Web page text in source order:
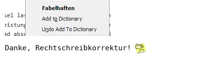
Danke, Rechtschreibkorrektur!